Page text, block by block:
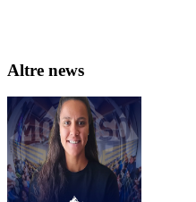
Altre news